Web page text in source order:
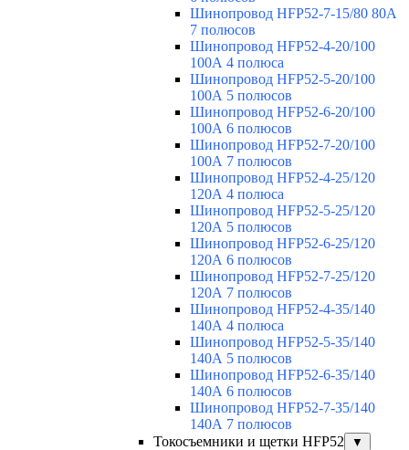
Шинопровод HFP52-7-15/80 80А
7 полюсов
Шинопровод HFP52-4-20/100
100А 4 полюса
Шинопровод HFP52-5-20/100
100А 5 полюсов
Шинопровод HFP52-6-20/100
100А 6 полюсов
Шинопровод HFP52-7-20/100
100А 7 полюсов
Шинопровод HFP52-4-25/120
120А 4 полюса
Шинопровод HFP52-5-25/120
120А 5 полюсов
Шинопровод HFP52-6-25/120
120А 6 полюсов
Шинопровод HFP52-7-25/120
120А 7 полюсов
Шинопровод HFP52-4-35/140
140А 4 полюса
Шинопровод HFP52-5-35/140
140А 5 полюсов
Шинопровод HFP52-6-35/140
140А 6 полюсов
Шинопровод HFP52-7-35/140
140А 7 полюсов
Токосъемники и щетки HFP52
▼